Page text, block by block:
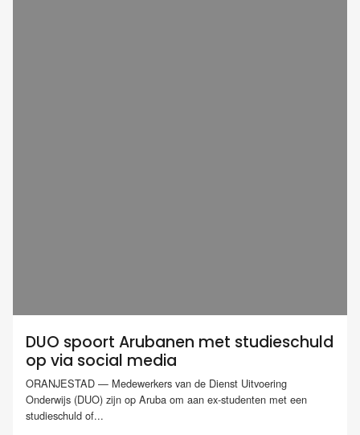
DUO spoort Arubanen met studieschuld
op via social media
ORANJESTAD — Medewerkers van de Dienst Uitvoering
Onderwijs (DUO) zijn op Aruba om aan ex-studenten met een
studieschuld of...